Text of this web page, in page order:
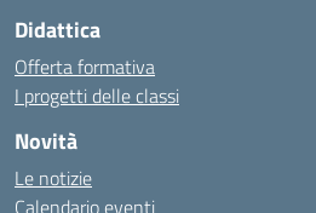
Didattica
Offerta formativa
I progetti delle classi
Novità
Le notizie
Calendario eventi